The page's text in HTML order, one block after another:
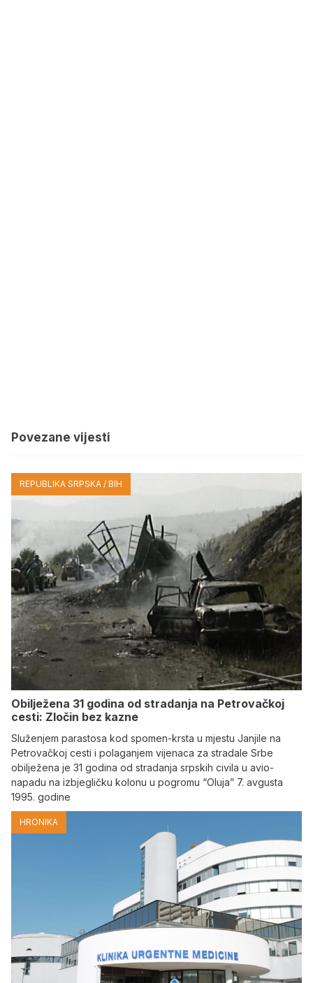
Povezane vijesti
REPUBLIKA SRPSKA / BIH
Obilježena 31 godina od stradanja na Petrovačkoj
cesti: Zločin bez kazne
Služenjem parastosa kod spomen-krsta u mjestu Janjile na
Petrovačkoj cesti i polaganjem vijenaca za stradale Srbe
obilježena je 31 godina od stradanja srpskih civila u avio-
napadu na izbjegličku kolonu u pogromu “Oluja” 7. avgusta
1995. godine
HRONIKA